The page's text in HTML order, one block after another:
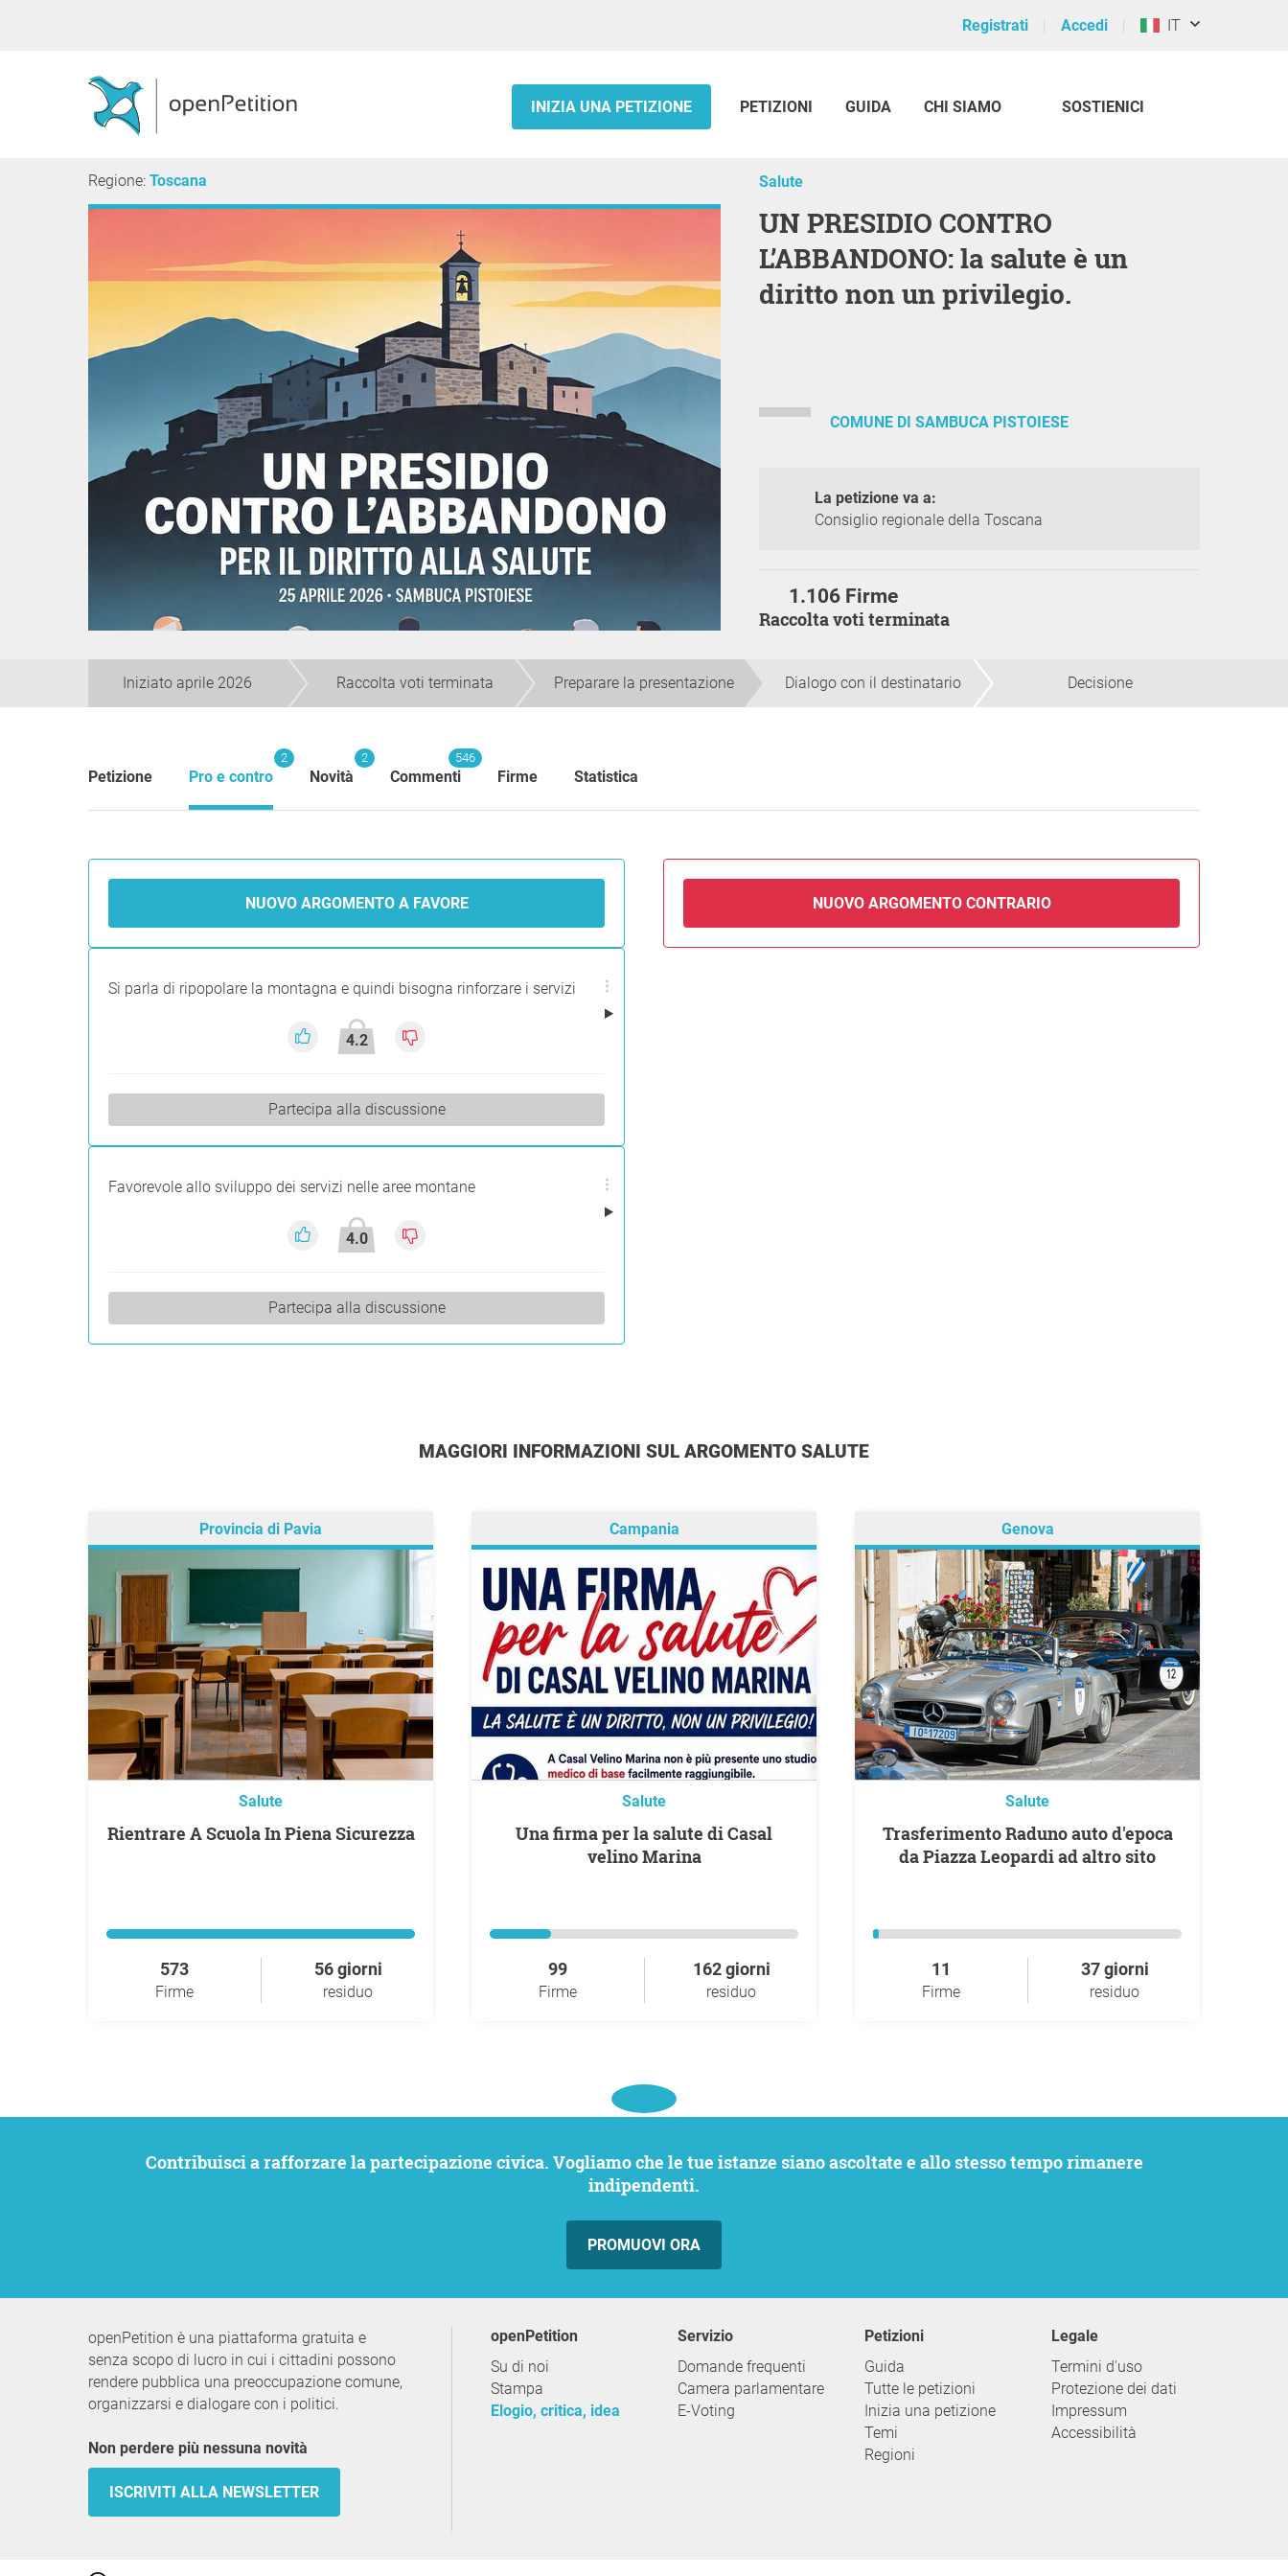
Registrati Accedi IT
INIZIA UNA PETIZIONE PETIZIONI GUIDA CHI SIAMO SOSTIENICI
Regione: Toscana Salute
UN PRESIDIO CONTRO
L’ABBANDONO: la salute è un
diritto non un privilegio.
COMUNE DI SAMBUCA PISTOIESE
La petizione va a:
Consiglio regionale della Toscana
1.106 Firme
Raccolta voti terminata
Iniziato aprile 2026 Raccolta voti terminata Preparare la presentazione Dialogo con il destinatario Decisione
Petizione Pro e contro
2
Novità
2
Commenti
546
Firme Statistica
NUOVO ARGOMENTO A FAVORE
Si parla di ripopolare la montagna e quindi bisogna rinforzare i servizi
4.2
Partecipa alla discussione
Favorevole allo sviluppo dei servizi nelle aree montane
4.0
Partecipa alla discussione
NUOVO ARGOMENTO CONTRARIO
MAGGIORI INFORMAZIONI SUL ARGOMENTO SALUTE
Provincia di Pavia
Salute
Rientrare A Scuola In Piena Sicurezza
573
Firme
56 giorni
residuo
Campania
Salute
Una firma per la salute di Casal
velino Marina
99
Firme
162 giorni
residuo
Genova
Salute
Trasferimento Raduno auto d'epoca
da Piazza Leopardi ad altro sito
11
Firme
37 giorni
residuo
Contribuisci a rafforzare la partecipazione civica. Vogliamo che le tue istanze siano ascoltate e allo stesso tempo rimanere
indipendenti.
PROMUOVI ORA
openPetition è una piattaforma gratuita e
senza scopo di lucro in cui i cittadini possono
rendere pubblica una preoccupazione comune,
organizzarsi e dialogare con i politici.
Non perdere più nessuna novità
ISCRIVITI ALLA NEWSLETTER
openPetition
Su di noi
Stampa
Elogio, critica, idea
servizio
Domande frequenti
Camera parlamentare
E-Voting
Petizioni
Guida
Tutte le petizioni
Inizia una petizione
Temi
Regioni
Legale
Termini d'uso
Protezione dei dati
Impressum
Accessibilità